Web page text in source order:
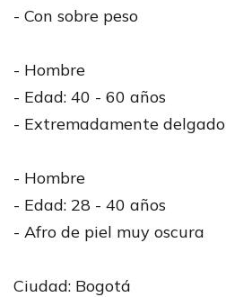
- Con sobre peso
- Hombre
- Edad: 40 - 60 años
- Extremadamente delgado
- Hombre
- Edad: 28 - 40 años
- Afro de piel muy oscura
Ciudad: Bogotá